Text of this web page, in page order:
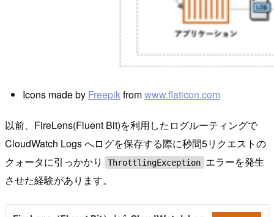
Icons made by Freepikfromwww.flaticon.com
以前、FireLens(Fluent Bit)を利用したログルーティングで
CloudWatch Logs へログを保存する際に秒間5リクエストの
クォータに引っかかり
ThrottlingException エラーを発生
させた経験があります。